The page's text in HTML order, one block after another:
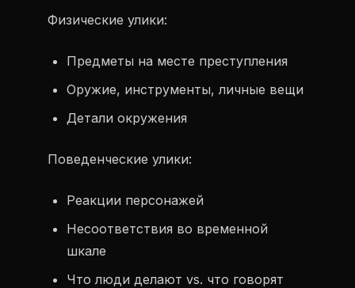
Физические улики:
Предметы на месте преступления
Оружие, инструменты, личные вещи
Детали окружения
Поведенческие улики:
Реакции персонажей
Несоответствия во временной
шкале
Что люди делают vs. что говорят